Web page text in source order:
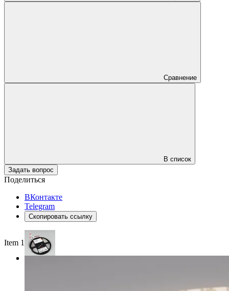
Сравнение
В список
Задать вопрос
Поделиться
ВКонтакте
Telegram
Скопировать ссылку
Item 1 of 3